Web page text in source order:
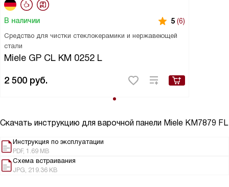
В наличии 5 (6)
Средство для чистки стеклокерамики и нержавеющей
стали
Miele GP CL KM 0252 L
2 500 руб.
Скачать инструкцию для варочной панели Miele KM7879 FL
Инструкция по эксплуатации
PDF, 1.69 MB
Схема встраивания
JPG, 219.36 KB